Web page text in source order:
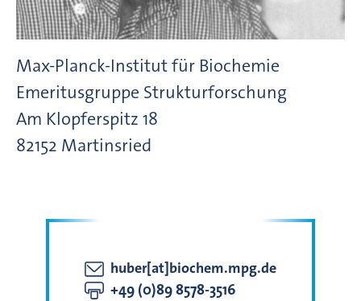
Max-Planck-Institut für Biochemie
Emeritusgruppe Strukturforschung
Am Klopferspitz 18
82152 Martinsried
huber[at]biochem.mpg.de
+49 (0)89 8578-3516